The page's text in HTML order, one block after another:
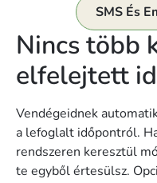
SMS És
Nincs több
elfelejtett
Vendégeidnek
a lefoglalt időpontról.
rendszeren keresztül
te egyből értesülsz.